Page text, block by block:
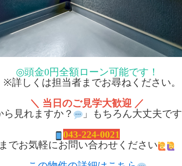
◎頭金0円全額ローン可能です！
詳しくは担当者までお尋ねください。
＼ 当日のご見学大歓迎 ／
ら見れますか？
」もちろん大丈夫です
043-224-0021
までお気軽にお問い合わせください